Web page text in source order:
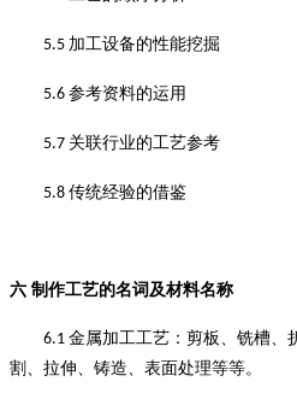
5.5 加工设备的性能挖掘
5.6 参考资料的运用
5.7 关联行业的工艺参考
5.8 传统经验的借鉴
六 制作工艺的名词及材料名称
6.1 金属加工工艺：剪板、铣槽、
割、拉伸、铸造、表面处理等等。